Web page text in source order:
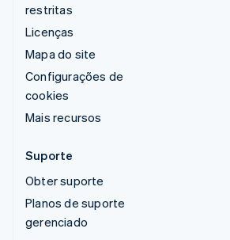
restritas
Licenças
Mapa do site
Configurações de
cookies
Mais recursos
Suporte
Obter suporte
Planos de suporte
gerenciado